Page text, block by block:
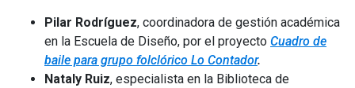
Pilar Rodríguez, coordinadora de gestión académica
en la Escuela de Diseño, por el proyecto Cuadro de
baile para grupo folclórico Lo Contador.
Nataly Ruiz, especialista en la Biblioteca de